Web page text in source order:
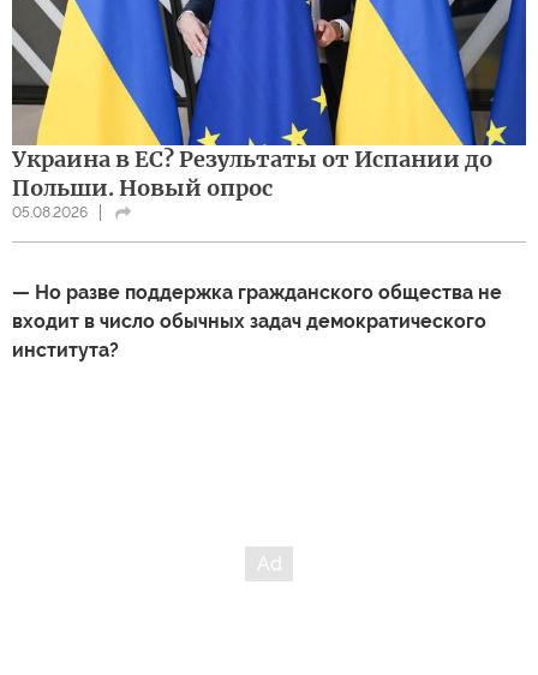
Украина в ЕС? Результаты от Испании до
Польши. Новый опрос
05.08.2026
— Но разве поддержка гражданского общества не
входит в число обычных задач демократического
института?